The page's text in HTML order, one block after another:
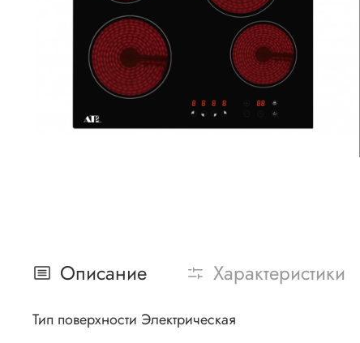
Описание Характеристики
Тип поверхности Электрическая